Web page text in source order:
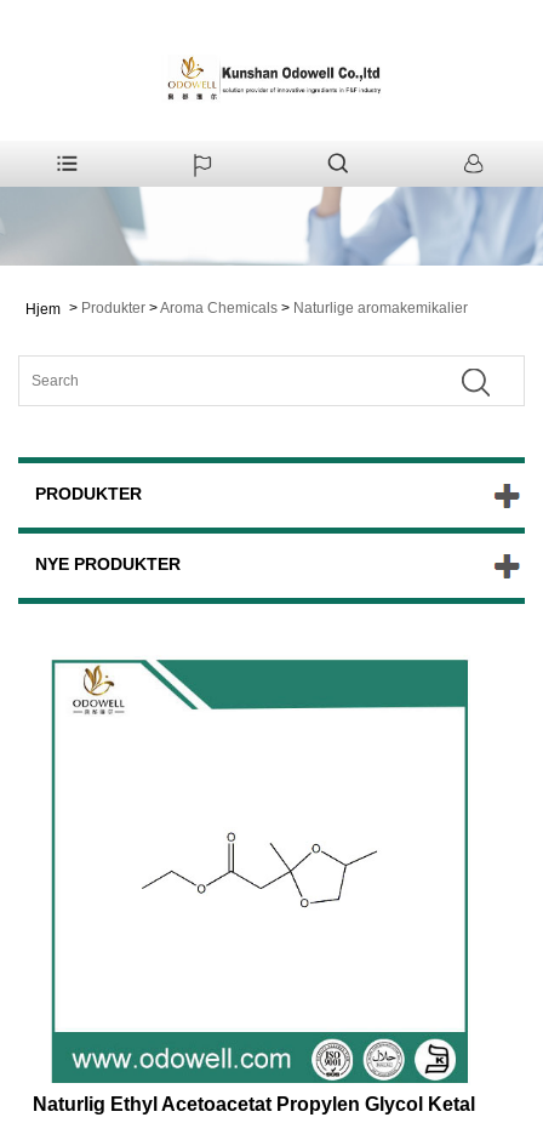
Hjem > Produkter >Aroma Chemicals > Naturlige aromakemikalier
PRODUKTER
NYE PRODUKTER
Naturlig Ethyl Acetoacetat Propylen Glycol Ketal